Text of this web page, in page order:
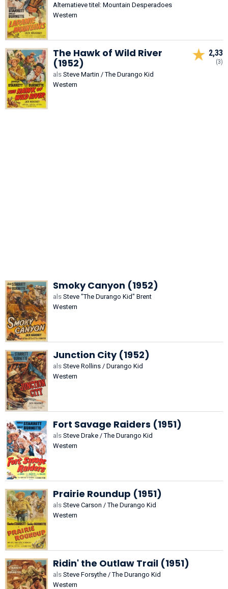
Alternatieve titel: Mountain Desperadoes
Western
The Hawk of Wild River
(1952)
als Steve Martin / The Durango Kid
Western
2,33
(3)
Smoky Canyon (1952)
als Steve "The Durango Kid" Brent
Western
Junction City (1952)
als Steve Rollins / Durango Kid
Western
Fort Savage Raiders (1951)
als Steve Drake / The Durango Kid
Western
Prairie Roundup (1951)
als Steve Carson / The Durango Kid
Western
Ridin' the Outlaw Trail (1951)
als Steve Forsythe / The Durango Kid
Western